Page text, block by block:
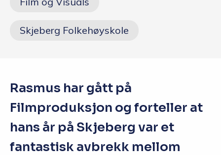
Skjeberg Folkehøyskole
Rasmus har gått på
Filmproduksjon og forteller at
hans år på Skjeberg var et
fantastisk avbrekk mellom